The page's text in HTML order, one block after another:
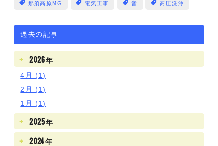
那須高原MG 電気工事 音 高圧洗浄
過去の記事
2026年
4月 (1)
2月 (1)
1月 (1)
2025年
2024年